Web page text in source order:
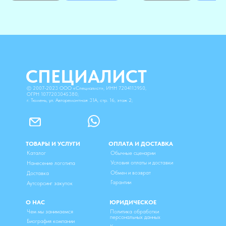
Аутсорсинг закупок
Доставка
Нанесение логотипа
Каталог
ТОВАРЫ И УСЛУГИ
Обмен и возврат
Гарантии
Условия оплаты и доставки
Обычные сценарии
ОПЛАТА И ДОСТАВКА
Биография компании
Чем мы занимаемся
О НАС
Политика обработки
персональных данных
ЮРИДИЧЕСКОЕ
© 2007-2023 ООО «Специалист», ИНН 7204113950,
ОГРН 1077203045380;
г. Тюмень, ул. Авторемонтная 31А, стр. 16, этаж 2;
СПЕЦИАЛИСТ